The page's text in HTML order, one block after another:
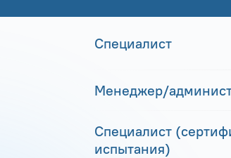
Специалист
Менеджер/
Специалист
испытания)